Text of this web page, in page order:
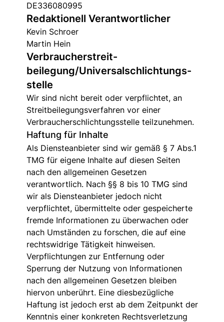
DE336080995
Redaktionell Verantwortlicher
Kevin Schroer
Martin Hein
Verbraucher­streit­
beilegung/Universal­schlichtungs­
stelle
Wir sind nicht bereit oder verpflichtet, an
Streitbeilegungsverfahren vor einer
Verbraucherschlichtungsstelle teilzunehmen.
Haftung für Inhalte
Als Diensteanbieter sind wir gemäß § 7 Abs.1
TMG für eigene Inhalte auf diesen Seiten
nach den allgemeinen Gesetzen
verantwortlich. Nach §§ 8 bis 10 TMG sind
wir als Diensteanbieter jedoch nicht
verpflichtet, übermittelte oder gespeicherte
fremde Informationen zu überwachen oder
nach Umständen zu forschen, die auf eine
rechtswidrige Tätigkeit hinweisen.
Verpflichtungen zur Entfernung oder
Sperrung der Nutzung von Informationen
nach den allgemeinen Gesetzen bleiben
hiervon unberührt. Eine diesbezügliche
Haftung ist jedoch erst ab dem Zeitpunkt der
Kenntnis einer konkreten Rechtsverletzung